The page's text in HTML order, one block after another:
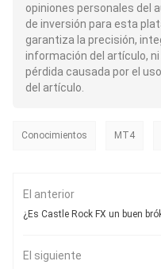
opiniones personales del
de inversión para esta
garantiza la precisión,
información del artículo,
pérdida causada por el
del artículo.
Conocimientos MT4
El anterior
¿Es Castle Rock FX un buen
El siguiente